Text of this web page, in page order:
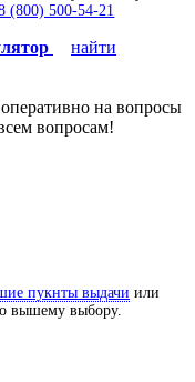
(800) 500-54-21
найти
на вопросы
вопросам!
пукнты выдачи или
вышему выбору.